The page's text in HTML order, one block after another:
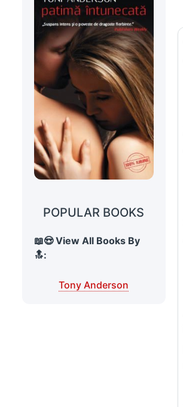
POPULAR BOOKS
📖😍 View All Books By
🔝:
Tony Anderson